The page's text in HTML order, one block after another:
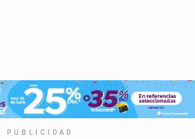
PUBLICIDAD